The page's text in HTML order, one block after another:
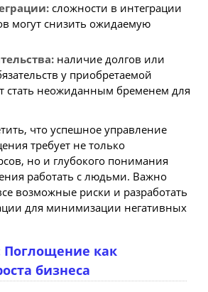
сложности в интеграции
могут снизить ожидаемую
наличие долгов или
у приобретаемой
стать неожиданным бременем для
что успешное управление
требует не только
но и глубокого понимания
работать с людьми. Важно
возможные риски и разработать
для минимизации негативных
как
бизнеса